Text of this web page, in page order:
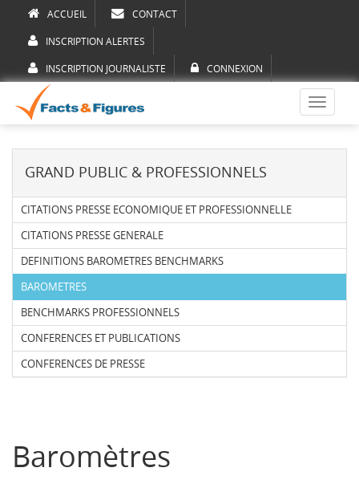
ACCUEIL CONTACT
INSCRIPTION ALERTES
INSCRIPTION JOURNALISTE CONNEXION
Toggle
GRAND PUBLIC & PROFESSIONNELS
CITATIONS PRESSE ECONOMIQUE ET PROFESSIONNELLE
CITATIONS PRESSE GENERALE
DEFINITIONS BAROMETRES BENCHMARKS
BAROMETRES
BENCHMARKS PROFESSIONNELS
CONFERENCES ET PUBLICATIONS
CONFERENCES DE PRESSE
Baromètres